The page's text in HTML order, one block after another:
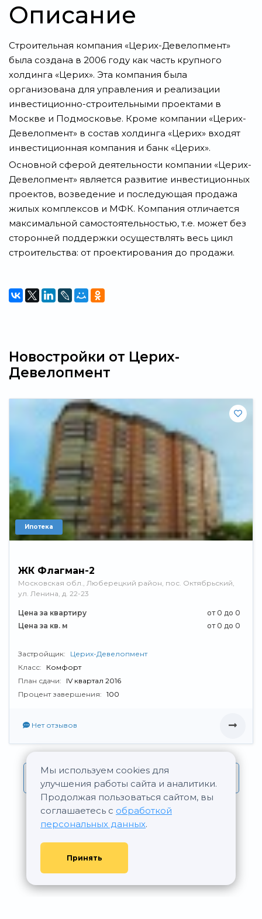
Мы используем cookies для
улучшения работы сайта и аналитики.
Продолжая пользоваться сайтом, вы
соглашаетесь с обработкой
персональных данных.
Принять
Описание
Строительная компания «Церих-Девелопмент»
была создана в 2006 году как часть крупного
холдинга «Церих». Эта компания была
организована для управления и реализации
инвестиционно-строительными проектами в
Москве и Подмосковье. Кроме компании «Церих-
Девелопмент» в состав холдинга «Церих» входят
инвестиционная компания и банк «Церих».
Основной сферой деятельности компании «Церих-
Девелопмент» является развитие инвестиционных
проектов, возведение и последующая продажа
жилых комплексов и МФК. Компания отличается
максимальной самостоятельностью, т.е. может без
сторонней поддержки осуществлять весь цикл
строительства: от проектирования до продажи.
Новостройки от Церих-
Девелопмент
Ипотека
ЖК Флагман-2
Московская обл., Люберецкий район, пос. Октябрьский,
ул. Ленина, д. 22-23
Цена за квартиру
от 0 до 0
Цена за кв. м
от 0 до 0
Застройщик:
Церих-Девелопмент
Класс:
Комфорт
План сдачи:
IV квартал 2016
Процент завершения: 100
Нет отзывов
Все новостройки Церих-Девелопмент